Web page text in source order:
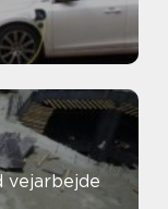
vejarbejde